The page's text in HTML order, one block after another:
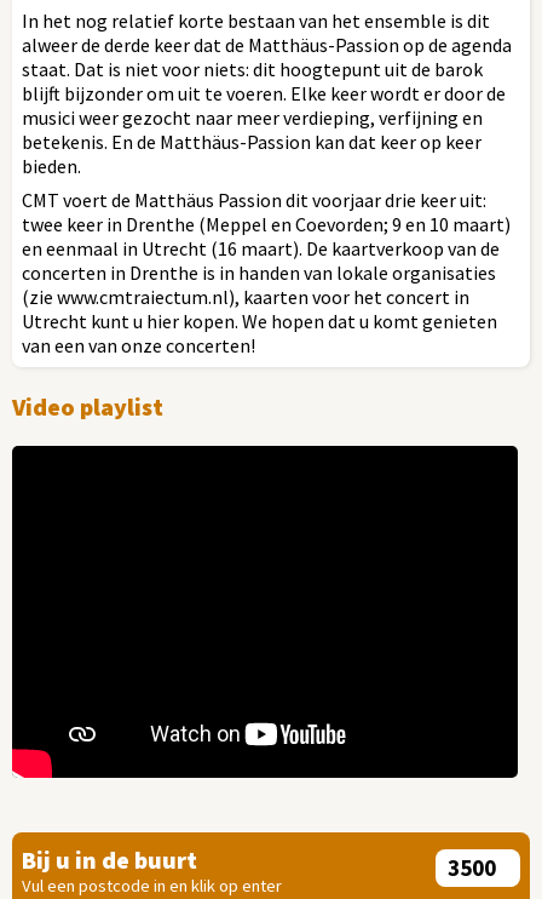
In het nog relatief korte bestaan van het ensemble is dit
alweer de derde keer dat de Matthäus-Passion op de agenda
staat. Dat is niet voor niets: dit hoogtepunt uit de barok
blijft bijzonder om uit te voeren. Elke keer wordt er door de
musici weer gezocht naar meer verdieping, verfijning en
betekenis. En de Matthäus-Passion kan dat keer op keer
bieden.
CMT voert de Matthäus Passion dit voorjaar drie keer uit:
twee keer in Drenthe (Meppel en Coevorden; 9 en 10 maart)
en eenmaal in Utrecht (16 maart). De kaartverkoop van de
concerten in Drenthe is in handen van lokale organisaties
(zie www.cmtraiectum.nl), kaarten voor het concert in
Utrecht kunt u hier kopen. We hopen dat u komt genieten
van een van onze concerten!
Video playlist
Bij u in de buurt
Vul een postcode in en klik op enter